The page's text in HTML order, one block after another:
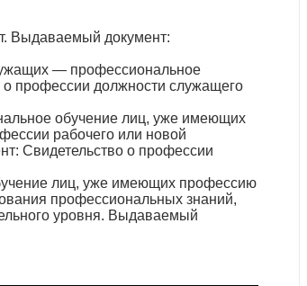
Выдаваемый документ:
— профессиональное
профессии должности служащего
обучение лиц, уже имеющих
рабочего или новой
Свидетельство о профессии
лиц, уже имеющих профессию
профессиональных знаний,
уровня. Выдаваемый